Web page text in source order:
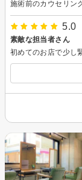
5.0
素敵な担当者さん